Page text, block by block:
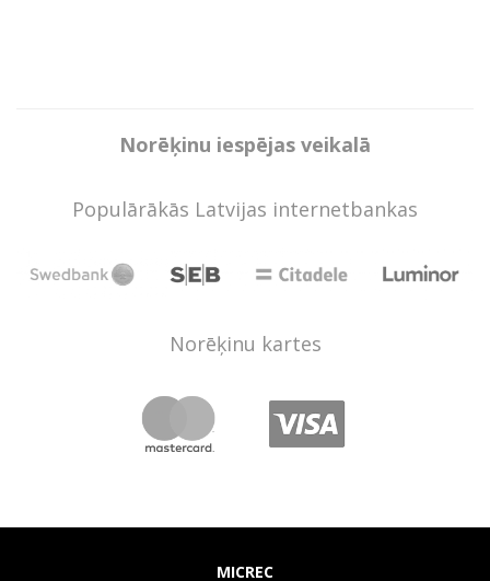
Norēķinu iespējas veikalā
Populārākās Latvijas internetbankas
Norēķinu kartes
MICREC